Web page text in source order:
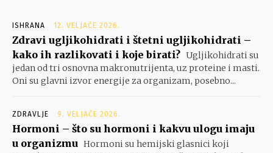
ISHRANA 12. VELJAČE 2026.
Zdravi ugljikohidrati i štetni ugljikohidrati –
kako ih razlikovati i koje birati? Ugljikohidrati su
jedan od tri osnovna makronutrijenta, uz proteine i masti.
Oni su glavni izvor energije za organizam, posebno...
ZDRAVLJE 9. VELJAČE 2026.
Hormoni – što su hormoni i kakvu ulogu imaju
u organizmu Hormoni su hemijski glasnici koji